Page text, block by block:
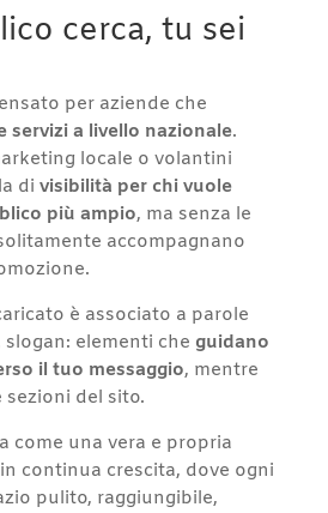
cerca, tu sei
per aziende che
servizi a livello nazionale.
locale o volantini
di visibilità per chi vuole
più ampio, ma senza le
accompagnano
è associato a parole
elementi che guidano
il tuo messaggio, mentre
sezioni del sito.
come una vera e propria
continua crescita, dove ogni
pulito, raggiungibile,